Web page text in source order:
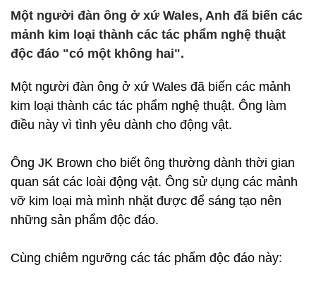
Một người đàn ông ở xứ Wales, Anh đã biến các
mảnh kim loại thành các tác phẩm nghệ thuật
độc đáo "có một không hai".
Một người đàn ông ở xứ Wales đã biến các mảnh
kim loại thành các tác phẩm nghệ thuật. Ông làm
điều này vì tình yêu dành cho động vật.
Ông JK Brown cho biết ông thường dành thời gian
quan sát các loài động vật. Ông sử dụng các mảnh
vỡ kim loại mà mình nhặt được để sáng tạo nên
những sản phẩm độc đáo.
Cùng chiêm ngưỡng các tác phẩm độc đáo này: